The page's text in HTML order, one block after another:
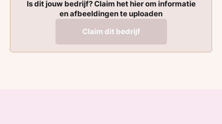
Is dit jouw bedrijf? Claim het hier om informatie
en afbeeldingen te uploaden
Claim dit bedrijf